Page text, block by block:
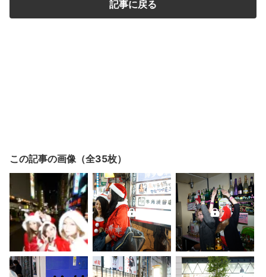
記事に戻る
この記事の画像（全35枚）